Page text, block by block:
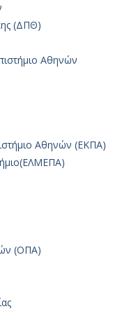
(ΔΠΘ)
Αθηνών
Αθηνών (ΕΚΠΑ)
(ΟΠΑ)